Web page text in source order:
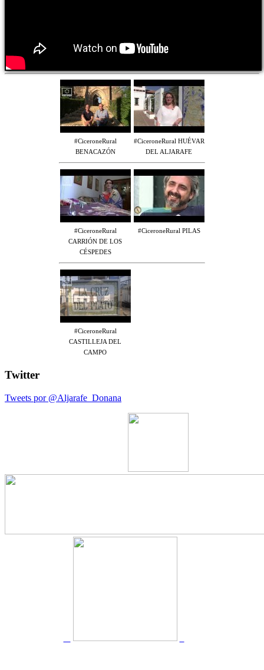
#CiceroneRural
BENACAZÓN
#CiceroneRural HUÉVAR
DEL ALJARAFE
#CiceroneRural
CARRIÓN DE LOS
CÉSPEDES
#CiceroneRural PILAS
#CiceroneRural
CASTILLEJA DEL
CAMPO
Twitter
Tweets por @Aljarafe_Donana